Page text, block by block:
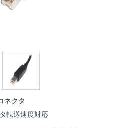
ネクタ
転送速度対応